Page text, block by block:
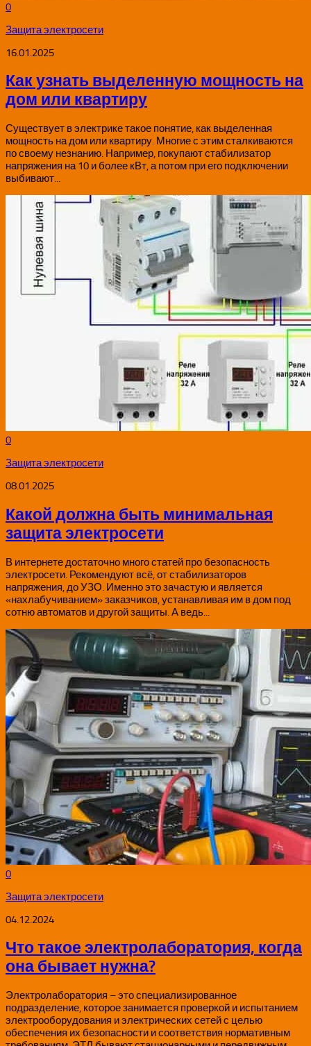
0
Защита электросети
16.01.2025
Как узнать выделенную мощность на
дом или квартиру
Существует в электрике такое понятие, как выделенная
мощность на дом или квартиру. Многие с этим сталкиваются
по своему незнанию. Например, покупают стабилизатор
напряжения на 10 и более кВт, а потом при его подключении
выбивают...
0
Защита электросети
08.01.2025
Какой должна быть минимальная
защита электросети
В интернете достаточно много статей про безопасность
электросети. Рекомендуют всё, от стабилизаторов
напряжения, до УЗО. Именно это зачастую и является
«нахлабучиванием» заказчиков, устанавливая им в дом под
сотню автоматов и другой защиты. А ведь...
0
Защита электросети
04.12.2024
Что такое электролаборатория, когда
она бывает нужна?
Электролаборатория – это специализированное
подразделение, которое занимается проверкой и испытанием
электрооборудования и электрических сетей с целью
обеспечения их безопасности и соответствия нормативным